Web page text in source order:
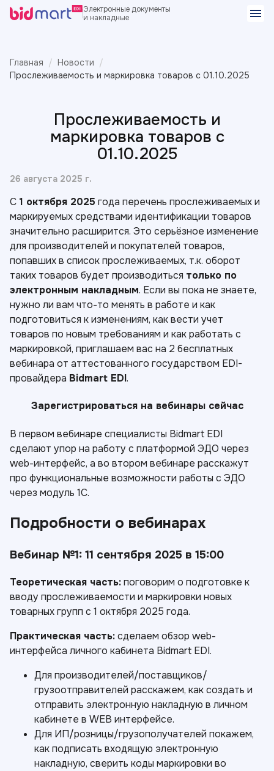
Электронные документы
и накладные
Главная
Новости
Прослеживаемость и маркировка товаров с 01.10.2025
Прослеживаемость и
маркировка товаров с
01.10.2025
26 августа 2025 г.
С 1 октября 2025 года перечень прослеживаемых и
маркируемых средствами идентификации товаров
значительно расширится. Это серьёзное изменение
для производителей и покупателей товаров,
попавших в список прослеживаемых, т.к. оборот
таких товаров будет производиться только по
электронным накладным. Если вы пока не знаете,
нужно ли вам что-то менять в работе и как
подготовиться к изменениям, как вести учет
товаров по новым требованиям и как работать с
маркировкой, приглашаем вас на 2 бесплатных
вебинара от аттестованного государством EDI-
провайдера Bidmart EDI.
Зарегистрироваться на вебинары сейчас
В первом вебинаре специалисты Bidmart EDI
сделают упор на работу с платформой ЭДО через
web-интерфейс, а во втором вебинаре расскажут
про функциональные возможности работы с ЭДО
через модуль 1С.
Подробности о вебинарах
Вебинар №1: 11 сентября 2025 в 15:00
Теоретическая часть:поговорим о подготовке к
вводу прослеживаемости и маркировки новых
товарных групп с 1 октября 2025 года.
Практическая часть:сделаем обзор web-
интерфейса личного кабинета Bidmart EDI.
Для производителей/поставщиков/
грузоотправителей расскажем, как создать и
отправить электронную накладную в личном
кабинете в WEB интерфейсе.
Для ИП/розницы/грузополучателей покажем,
как подписать входящую электронную
накладную, сверить коды маркировки во